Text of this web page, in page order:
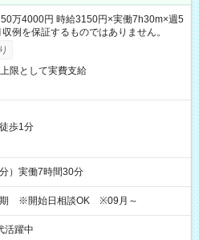
万4000円 時給3150円×実働7h30m×週5
例を保証するものではありません。
限として実費支給
歩1分
）実働7時間30分
期 ※開始日相談OK ※09月～
活躍中